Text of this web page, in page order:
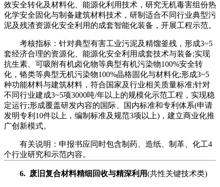
效安全转化及材料化、能源化利用技术，研究无机毒害组份热
化学安全固化与制备建筑材料技术，研制适合不同行业典型污
泥及残渣资源化安全利用的成套智能化装备，开展工程示范。
考核指标：针对典型有害工业污泥及精馏釜残，形成3~5
套经济合理的资源化、能源化安全利用成套技术与装备;实现
抗生素、可吸附有机卤化物等典型有机污染物100%安全转
化，铬类等典型无机污染物100%晶格固化与材料化;形成3~5
种功能材料与建筑材料，符合国家及行业相关质量标准;针对
不同行业建成3~5项3000吨/年以上的规模化示范工程，实现稳
定运行;形成覆盖研发内容的国际、国内标准和专利体系(申请
发明专利10件以上，编制标准及规范3项以上)，建立商业化推
广创新模式。
有关说明：申报书应同时包含制药、造纸、制革、化工4
个行业研究和示范内容。
6. 废旧复合材料精细回收与精深利用(共性关键技术类)